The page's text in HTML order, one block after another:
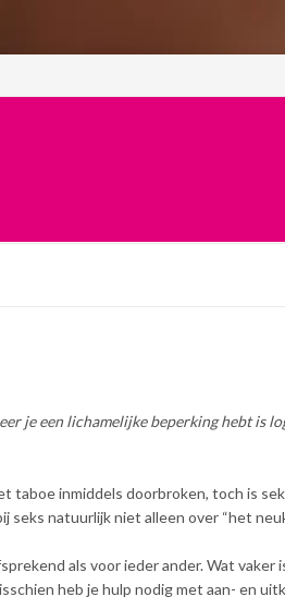
je een lichamelijke beperking hebt is
taboe inmiddels doorbroken, toch is
seks natuurlijk niet alleen over “het
als voor ieder ander. Wat vaker
heb je hulp nodig met aan- en